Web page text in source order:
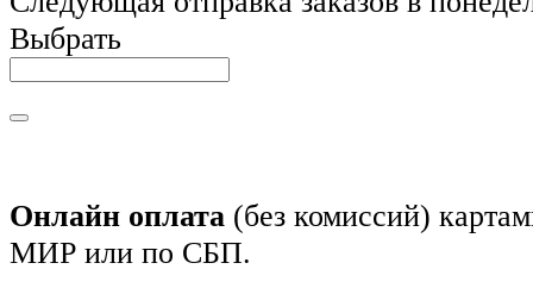
Выбрать
Онлайн оплата (без комиссий)
МИР или по СБП.